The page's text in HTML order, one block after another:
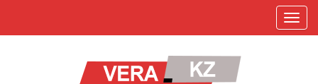
П
о